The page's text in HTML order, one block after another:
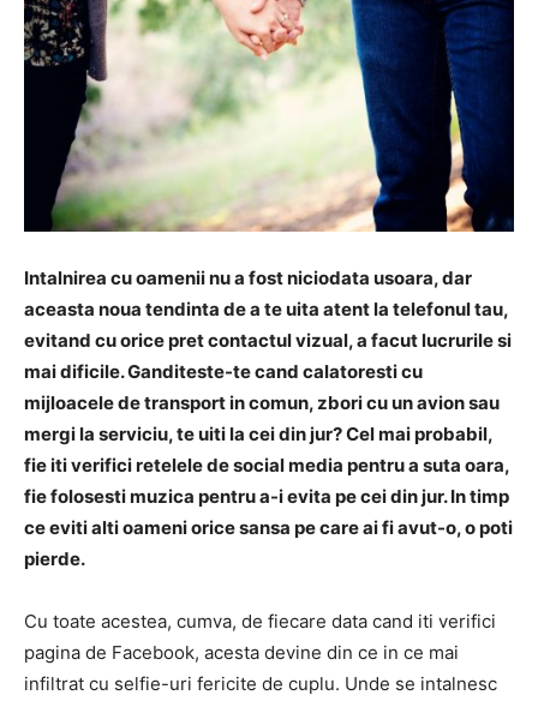
Intalnirea cu oamenii nu a fost niciodata usoara, dar
aceasta noua tendinta de a te uita atent la telefonul tau,
evitand cu orice pret contactul vizual, a facut lucrurile si
mai dificile. Ganditeste-te cand calatoresti cu
mijloacele de transport in comun, zbori cu un avion sau
mergi la serviciu, te uiti la cei din jur? Cel mai probabil,
fie iti verifici retelele de social media pentru a suta oara,
fie folosesti muzica pentru a-i evita pe cei din jur. In timp
ce eviti alti oameni orice sansa pe care ai fi avut-o, o poti
pierde.
Cu toate acestea, cumva, de fiecare data cand iti verifici
pagina de Facebook, acesta devine din ce in ce mai
infiltrat cu selfie-uri fericite de cuplu. Unde se intalnesc